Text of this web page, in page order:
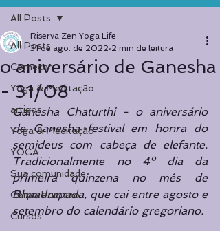
All Posts
Começar
Yoga & Meditação
artigos
Yoga & Meditação
YOGA
Sua comunidade
Corpo Humano
Cursos
All Posts
o aniversário de Ganesha
- 31/08
Riserva Zen Yoga Life
31 de ago. de 2022 2 min de leitura
Ganesha Chaturthi - o aniversário
de Ganesha festival em honra do
semideus com cabeça de elefante.
Tradicionalmente no 4º dia da
primeira quinzena no mês de
Bhaadrapada, que cai entre agosto e
setembro do calendário gregoriano.